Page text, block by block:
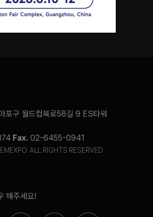
포구 월드컵북로58길 9 ES타워
Fax.02-6455-0941
ALL RIGHTS RESERVED
해주세요!